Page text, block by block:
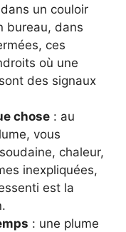
un couloir
bureau, dans
ces
où une
des signaux
chose : au
vous
chaleur,
inexpliquées,
est la
: une plume